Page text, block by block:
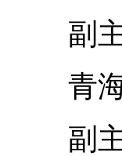
副主
青海
副主